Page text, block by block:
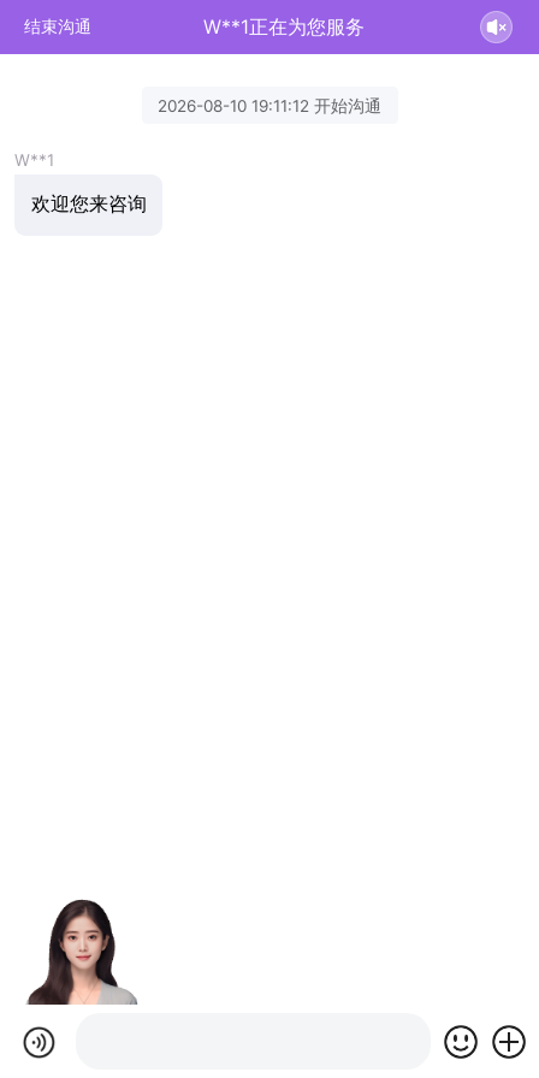
结束沟通 W**1正在为您服务
2026-08-10 19:11:12 开始沟通
W**1
欢迎您来咨询